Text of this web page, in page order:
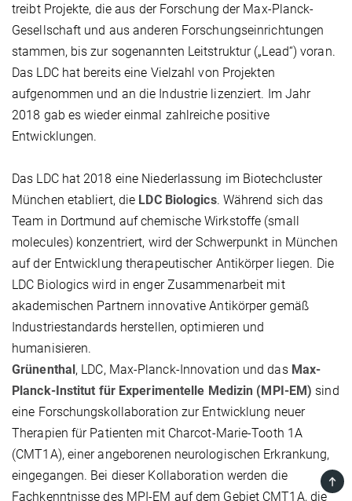
treibt Projekte, die aus der Forschung der Max-Planck-
Gesellschaft und aus anderen Forschungseinrichtungen
stammen, bis zur sogenannten Leitstruktur („Lead“) voran.
Das LDC hat bereits eine Vielzahl von Projekten
aufgenommen und an die Industrie lizenziert. Im Jahr
2018 gab es wieder einmal zahlreiche positive
Entwicklungen.
Das LDC hat 2018 eine Niederlassung im Biotechcluster
München etabliert, die LDC Biologics. Während sich das
Team in Dortmund auf chemische Wirkstoffe (small
molecules) konzentriert, wird der Schwerpunkt in München
auf der Entwicklung therapeutischer Antikörper liegen. Die
LDC Biologics wird in enger Zusammenarbeit mit
akademischen Partnern innovative Antikörper gemäß
Industriestandards herstellen, optimieren und
humanisieren.
Grünenthal, LDC, Max-Planck-Innovation und das Max-
Planck-Institut für Experimentelle Medizin (MPI-EM) sind
eine Forschungskollaboration zur Entwicklung neuer
Therapien für Patienten mit Charcot-Marie-Tooth 1A
(CMT1A), einer angeborenen neurologischen Erkrankung,
eingegangen. Bei dieser Kollaboration werden die
Fachkenntnisse des MPI-EM auf dem Gebiet CMT1A, die
TOP